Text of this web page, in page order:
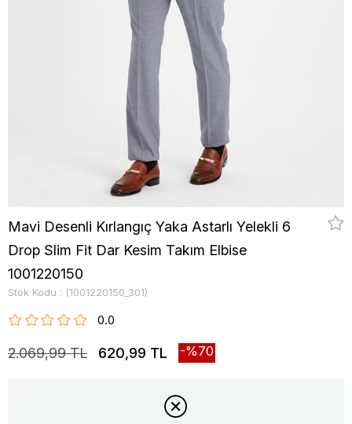
Mavi Desenli Kırlangıç Yaka Astarlı Yelekli 6
Drop Slim Fit Dar Kesim Takım Elbise
1001220150
Stok Kodu (1001220150_301)
0.0
2.069,99 TL 620,99 TL 70